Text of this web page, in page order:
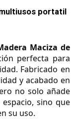
portatil
Maciza de
perfecta para
y acabado en
no solo añade
sino que
su uso.